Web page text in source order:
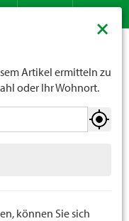
×
Artikel ermitteln zu
oder Ihr Wohnort.
können Sie sich
Altersgrenze von